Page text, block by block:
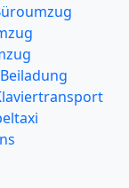
Beiladung